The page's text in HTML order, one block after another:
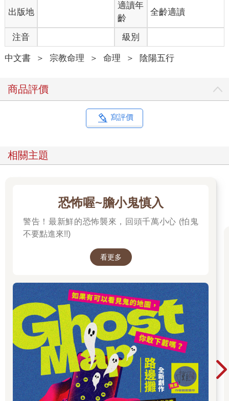
出版地
適讀年
齡
全齡適讀
注音 級別
中文書 ＞ 宗教命理 ＞ 命理 ＞ 陰陽五行
商品評價
寫評價
相關主題
恐怖喔~膽小鬼慎入
警告！最新鮮的恐怖襲來，回頭千萬小心 (怕鬼
不要點進來!!)
看更多